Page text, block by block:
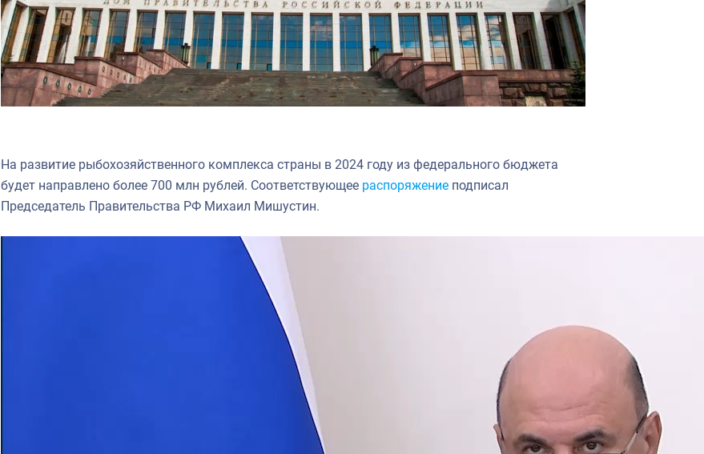
На развитие рыбохозяйственного комплекса страны в 2024 году из федерального бюджета
будет направлено более 700 млн рублей. Соответствующее распоряжение подписал
Председатель Правительства РФ Михаил Мишустин.